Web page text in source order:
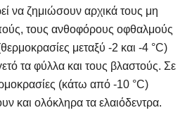
να ζημιώσουν αρχικά τους μη
τους ανθοφόρους οφθαλμούς
μεταξύ -2 και -4 °C)
τα φύλλα και τους βλαστούς. Σε
(κάτω από -10 °C)
και ολόκληρα τα ελαιόδεντρα.